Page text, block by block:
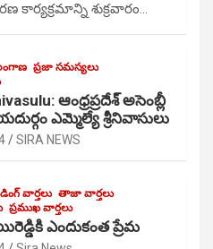
కార్యక్రమాన్ని శుక్రవారం…
ప్రజా సమస్యలు
ఆంధ్రప్రదేశ్ అసెంబ్లీ
ఎమ్మెల్యే శ్రీనివాసులు
SIRA NEWS
వార్తలు తాజా వార్తలు
ప్రముఖ వార్తలు
ఎందుకంత ప్రేమ